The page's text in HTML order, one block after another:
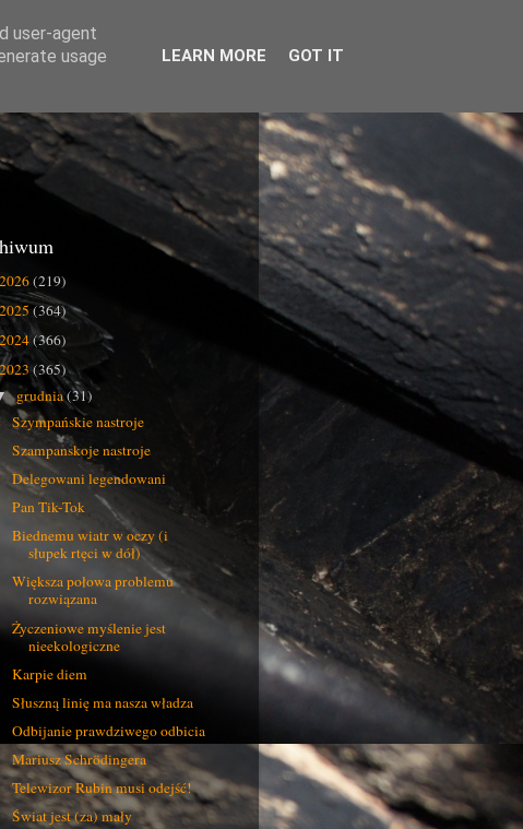
2026(219)
2025(364)
2024(366)
2023(365)
grudnia(31)
Szympańskie nastroje
Szampanskoje nastroje
Delegowani legendowani
Pan Tik-Tok
Biednemu wiatr w oczy (i
słupek rtęci w dół)
Większa połowa problemu
rozwiązana
Życzeniowe myślenie jest
nieekologiczne
Karpie diem
Słuszną linię ma nasza władza
Odbijanie prawdziwego odbicia
Mariusz Schrödingera
Telewizor Rubin musi odejść!
Świat jest (za) mały
user-agent
usage
LEARN MORE GOT IT